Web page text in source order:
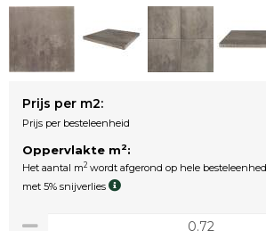
Prijs per m2:
Prijs per besteleenheid
Oppervlakte m2:
Het aantal m2 wordt afgerond op hele
met 5% snijverlies